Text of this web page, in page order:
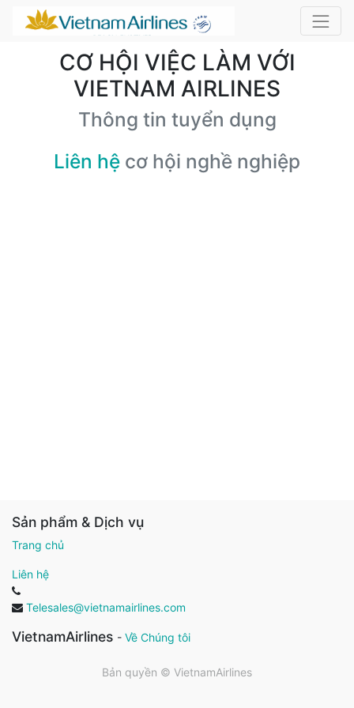
CƠ HỘI VIỆC LÀM VỚI
VIETNAM AIRLINES
Thông tin tuyển dụng
Liên hệ cơ hội nghề nghiệp
Sản phẩm & Dịch vụ
Trang chủ
Liên hệ
Telesales@vietnamairlines.com
VietnamAirlines - Về Chúng tôi
Bản quyền © VietnamAirlines